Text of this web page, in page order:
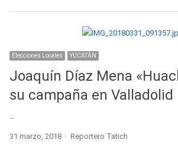
Elecciones Locales YUCATÁN
Joaquín Díaz Mena
su campaña en Valladolid
31 marzo, 2018 Author
Reportero Tatich